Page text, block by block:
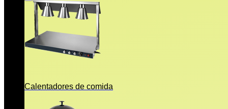
Calentadores de comida